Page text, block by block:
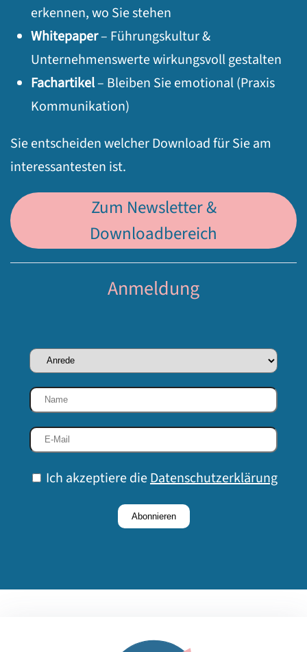
erkennen, wo Sie stehen
Whitepaper– Führungskultur &
Unternehmenswerte wirkungsvoll gestalten
Fachartikel– Bleiben Sie emotional (Praxis
Kommunikation)
Sie entscheiden welcher Download für Sie am
interessantesten ist.
Zum Newsletter &
Downloadbereich
Anmeldung
Ich akzeptiere dieDatenschutzerklärung
Abonnieren